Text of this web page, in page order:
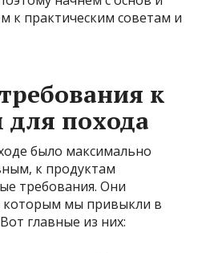
к практическим советам и
к
похода
было максимально
к продуктам
требования. Они
которым мы привыкли в
главные из них: